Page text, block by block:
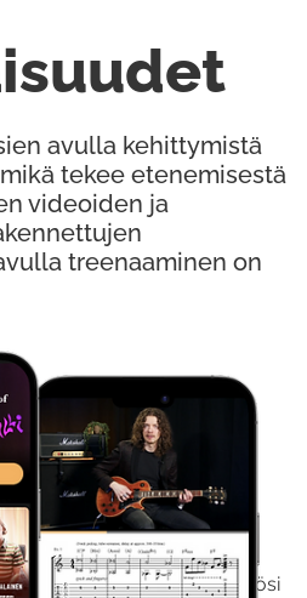
Ilmaiseksi
koko sisältömme käyttöösi
avulla kehittymistä
tekee etenemisestä
videoiden ja
treenaaminen on